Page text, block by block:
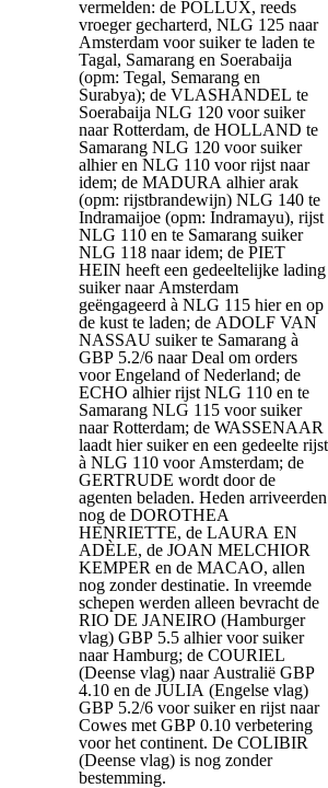
vermelden: de POLLUX, reeds
vroeger gecharterd, NLG 125 naar
Amsterdam voor suiker te laden te
Tagal, Samarang en Soerabaija
(opm: Tegal, Semarang en
Surabya); de VLASHANDEL te
Soerabaija NLG 120 voor suiker
naar Rotterdam, de HOLLAND te
Samarang NLG 120 voor suiker
alhier en NLG 110 voor rijst naar
idem; de MADURA alhier arak
(opm: rijstbrandewijn) NLG 140 te
Indramaijoe (opm: Indramayu), rijst
NLG 110 en te Samarang suiker
NLG 118 naar idem; de PIET
HEIN heeft een gedeeltelijke lading
suiker naar Amsterdam
geëngageerd à NLG 115 hier en op
de kust te laden; de ADOLF VAN
NASSAU suiker te Samarang à
GBP 5.2/6 naar Deal om orders
voor Engeland of Nederland; de
ECHO alhier rijst NLG 110 en te
Samarang NLG 115 voor suiker
naar Rotterdam; de WASSENAAR
laadt hier suiker en een gedeelte rijst
à NLG 110 voor Amsterdam; de
GERTRUDE wordt door de
agenten beladen. Heden arriveerden
nog de DOROTHEA
HENRIETTE, de LAURA EN
ADÈLE, de JOAN MELCHIOR
KEMPER en de MACAO, allen
nog zonder destinatie. In vreemde
schepen werden alleen bevracht de
RIO DE JANEIRO (Hamburger
vlag) GBP 5.5 alhier voor suiker
naar Hamburg; de COURIEL
(Deense vlag) naar Australië GBP
4.10 en de JULIA (Engelse vlag)
GBP 5.2/6 voor suiker en rijst naar
Cowes met GBP 0.10 verbetering
voor het continent. De COLIBIR
(Deense vlag) is nog zonder
bestemming.